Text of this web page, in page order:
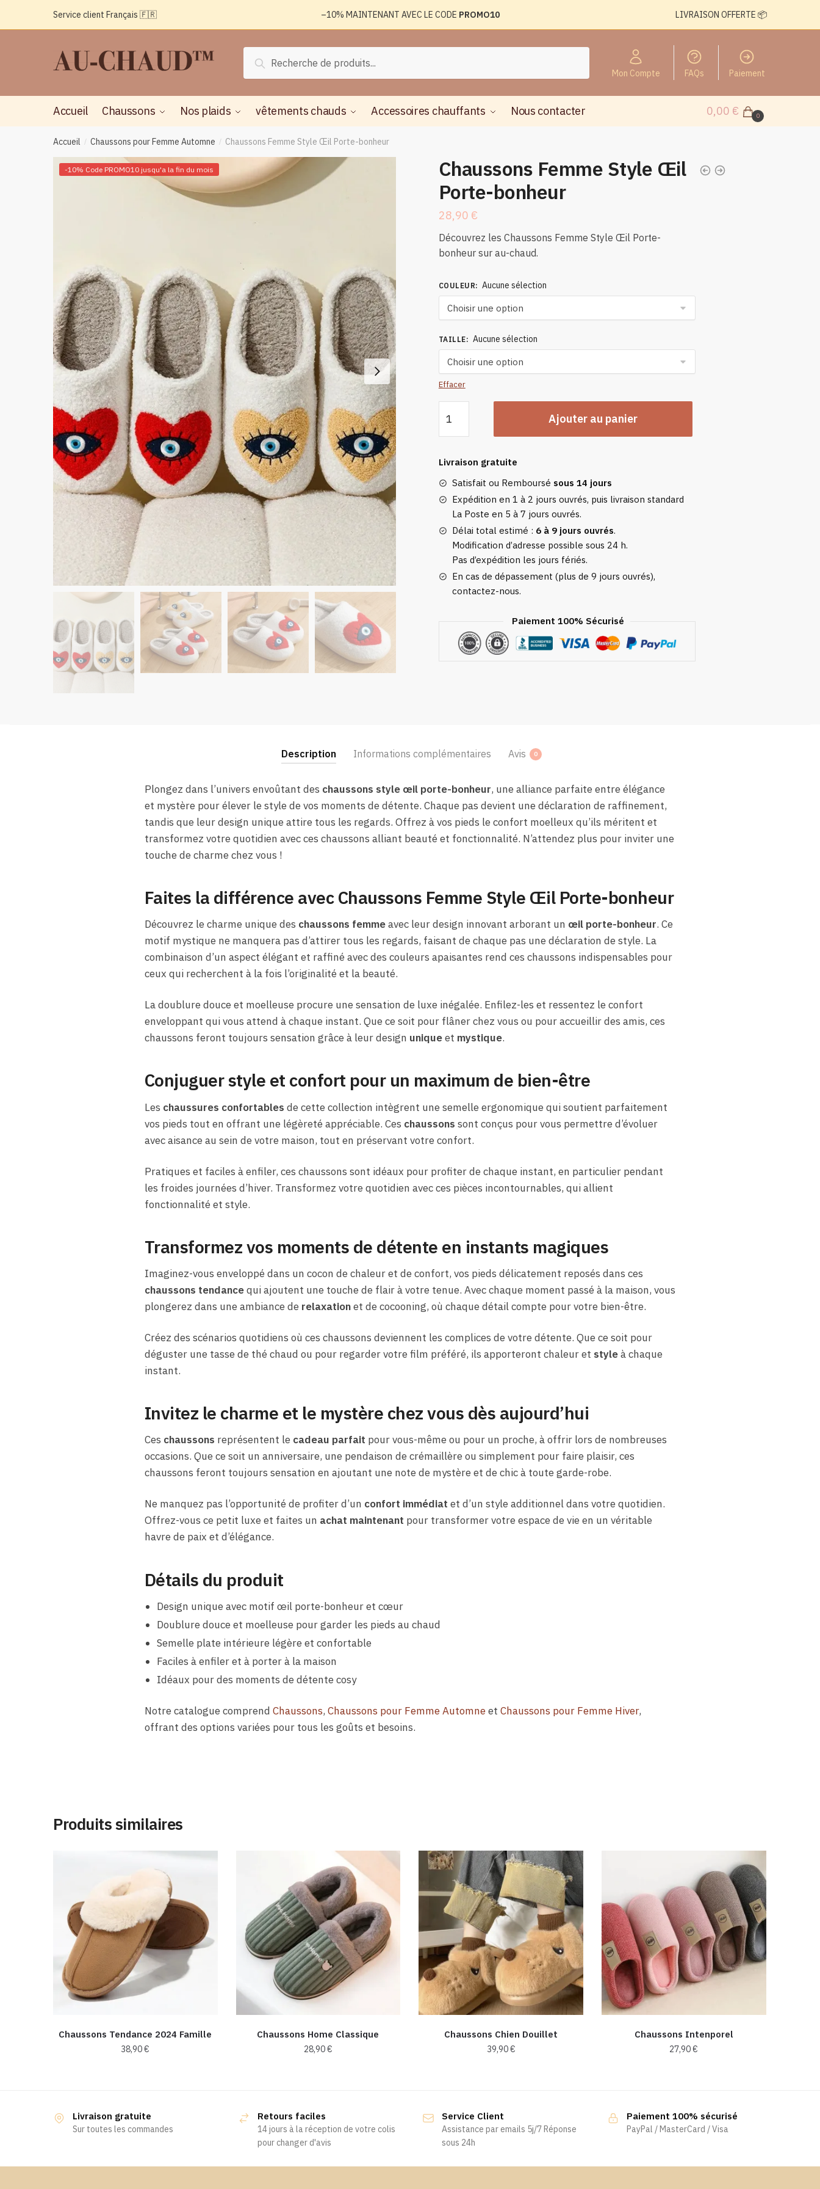
Service client Français 🇫🇷 –10% MAINTENANT AVEC LE CODE PROMO10 LIVRAISON OFFERTE 📦
pour :
Recherche
Mon Compte FAQs Paiement
Accueil Chaussons Nos plaids vêtements chauds Accessoires chauffants Nous contacter 0,00 € 0
Accueil / Chaussons pour Femme Automne / Chaussons Femme Style Œil Porte-bonheur
-10% Code PROMO10 jusqu'a la fin du mois
Chaussons Femme Style Œil
Porte-bonheur
28,90 €
Découvrez les Chaussons Femme Style Œil Porte-
bonheur sur au-chaud.
COULEUR: Aucune sélection
TAILLE: Aucune sélection
Effacer
de
Chaussons
Style
Œil
Porte-
bonheur
Ajouter au panier
Livraison gratuite
Satisfait ou Remboursé sous 14 jours
Expédition en 1 à 2 jours ouvrés, puis livraison standard
La Poste en 5 à 7 jours ouvrés.
Délai total estimé : 6 à 9 jours ouvrés.
Modification d’adresse possible sous 24 h.
Pas d’expédition les jours fériés.
En cas de dépassement (plus de 9 jours ouvrés),
contactez-nous.
Paiement 100% Sécurisé
Description Informations complémentaires Avis 0
Plongez dans l’univers envoûtant des chaussons style œil porte-bonheur, une alliance parfaite entre élégance
et mystère pour élever le style de vos moments de détente. Chaque pas devient une déclaration de raffinement,
tandis que leur design unique attire tous les regards. Offrez à vos pieds le confort moelleux qu’ils méritent et
transformez votre quotidien avec ces chaussons alliant beauté et fonctionnalité. N’attendez plus pour inviter une
touche de charme chez vous !
Faites la différence avec Chaussons Femme Style Œil Porte-bonheur
Découvrez le charme unique des chaussons femmeavec leur design innovant arborant un œil porte-bonheur. Ce
motif mystique ne manquera pas d’attirer tous les regards, faisant de chaque pas une déclaration de style. La
combinaison d’un aspect élégant et raffiné avec des couleurs apaisantes rend ces chaussons indispensables pour
ceux qui recherchent à la fois l’originalité et la beauté.
La doublure douce et moelleuse procure une sensation de luxe inégalée. Enfilez-les et ressentez le confort
enveloppant qui vous attend à chaque instant. Que ce soit pour flâner chez vous ou pour accueillir des amis, ces
chaussons feront toujours sensation grâce à leur design uniqueet mystique.
Conjuguer style et confort pour un maximum de bien-être
Les chaussures confortables de cette collection intègrent une semelle ergonomique qui soutient parfaitement
vos pieds tout en offrant une légèreté appréciable. Ces chaussons sont conçus pour vous permettre d’évoluer
avec aisance au sein de votre maison, tout en préservant votre confort.
Pratiques et faciles à enfiler, ces chaussons sont idéaux pour profiter de chaque instant, en particulier pendant
les froides journées d’hiver. Transformez votre quotidien avec ces pièces incontournables, qui allient
fonctionnalité et style.
Transformez vos moments de détente en instants magiques
Imaginez-vous enveloppé dans un cocon de chaleur et de confort, vos pieds délicatement reposés dans ces
chaussons tendancequi ajoutent une touche de flair à votre tenue. Avec chaque moment passé à la maison, vous
plongerez dans une ambiance de relaxationet de cocooning, où chaque détail compte pour votre bien-être.
Créez des scénarios quotidiens où ces chaussons deviennent les complices de votre détente. Que ce soit pour
déguster une tasse de thé chaud ou pour regarder votre film préféré, ils apporteront chaleur et styleà chaque
instant.
Invitez le charme et le mystère chez vous dès aujourd’hui
Ces chaussons représentent le cadeau parfait pour vous-même ou pour un proche, à offrir lors de nombreuses
occasions. Que ce soit un anniversaire, une pendaison de crémaillère ou simplement pour faire plaisir, ces
chaussons feront toujours sensation en ajoutant une note de mystère et de chic à toute garde-robe.
Ne manquez pas l’opportunité de profiter d’un confort immédiat et d’un style additionnel dans votre quotidien.
Offrez-vous ce petit luxe et faites un achat maintenant pour transformer votre espace de vie en un véritable
havre de paix et d’élégance.
Détails du produit
Design unique avec motif œil porte-bonheur et cœur
Doublure douce et moelleuse pour garder les pieds au chaud
Semelle plate intérieure légère et confortable
Faciles à enfiler et à porter à la maison
Idéaux pour des moments de détente cosy
Notre catalogue comprend Chaussons, Chaussons pour Femme Automneet Chaussons pour Femme Hiver,
offrant des options variées pour tous les goûts et besoins.
Produits similaires
Chaussons Tendance 2024 Famille
38,90€
plusieurs
variations.
options
Chaussons Home Classique
28,90€
plusieurs
variations.
Les
options
Chaussons Chien Douillet
39,90€
plusieurs
variations.
options
Chaussons Intenporel
27,90€
plusieurs
variations.
options
Livraison gratuite
Sur toutes les commandes
Retours faciles
14 jours à la réception de votre colis
pour changer d'avis
Service Client
Assistance par emails 5j/7 Réponse
sous 24h
Paiement 100% sécurisé
PayPal / MasterCard / Visa